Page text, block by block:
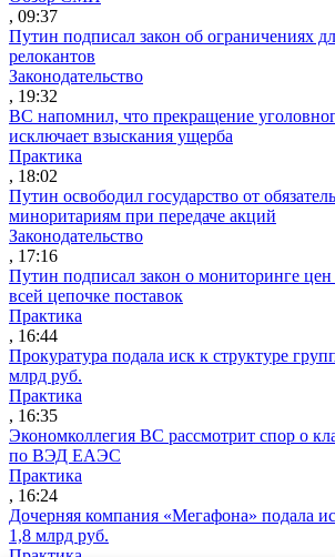
, 09:37
Путин подписал закон об ограничениях
релокантов
Законодательство
, 19:32
ВС напомнил, что прекращение
исключает взыскания ущерба
Практика
, 18:02
Путин освободил государство от
миноритариям при передаче акций
Законодательство
, 17:16
Путин подписал закон о мониторинге
всей цепочке поставок
Практика
, 16:44
Прокуратура подала иск к структуре
млрд руб.
Практика
, 16:35
Экономколлегия ВС рассмотрит спор о
по ВЭД ЕАЭС
Практика
, 16:24
Дочерняя компания «Мегафона» подала
1,8 млрд руб.